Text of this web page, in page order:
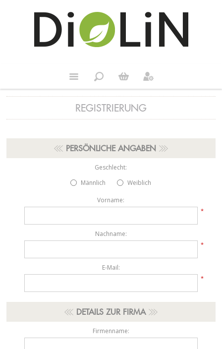
REGISTRIERUNG
PERSÖNLICHE ANGABEN
Geschlecht:
Männlich
Weiblich
Vorname:
*
Nachname:
*
E-Mail:
*
DETAILS ZUR FIRMA
Firmenname: